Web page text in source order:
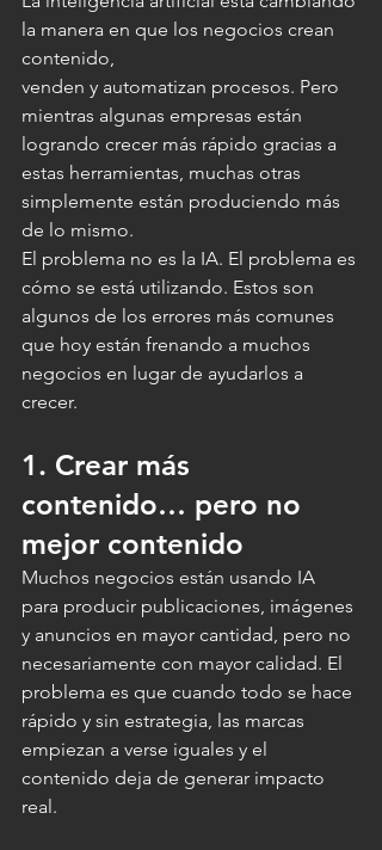
la manera en que los negocios crean
contenido,
venden y automatizan procesos. Pero
mientras algunas empresas están
logrando crecer más rápido gracias a
estas herramientas, muchas otras
simplemente están produciendo más
de lo mismo.
El problema no es la IA. El problema es
cómo se está utilizando. Estos son
algunos de los errores más comunes
que hoy están frenando a muchos
negocios en lugar de ayudarlos a
crecer.
1. Crear más
contenido… pero no
mejor contenido
Muchos negocios están usando IA
para producir publicaciones, imágenes
y anuncios en mayor cantidad, pero no
necesariamente con mayor calidad. El
problema es que cuando todo se hace
rápido y sin estrategia, las marcas
empiezan a verse iguales y el
contenido deja de generar impacto
real.